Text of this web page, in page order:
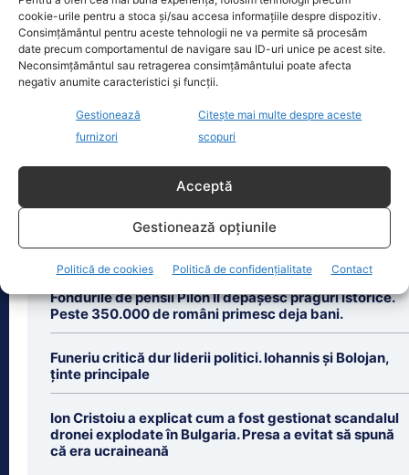
cookie-urile pentru a stoca și/sau accesa informațiile despre dispozitiv.
Consimțământul pentru aceste tehnologii ne va permite să procesăm
date precum comportamentul de navigare sau ID-uri unice pe acest site.
Neconsimțământul sau retragerea consimțământului poate afecta
negativ anumite caracteristici și funcții.
Gestionează
furnizori
Citește mai multe despre aceste
scopuri
Acceptă
Gestionează opțiunile
Politică de cookies Politică de confidențialitate Contact
Procurorul George Bucurică a fost reținut după ce a tras
cu…
Procurorul George Bucurică, de la
Caraș-Severin, a fost reținut pentru 24
de ore după un[...]
Fondurile de pensii Pilon II depășesc praguri istorice.
Peste 350.000 de români primesc deja bani.
Funeriu critică dur liderii politici. Iohannis și Bolojan,
ținte principale
Ion Cristoiu a explicat cum a fost gestionat scandalul
dronei explodate în Bulgaria. Presa a evitat să spună
că era ucraineană